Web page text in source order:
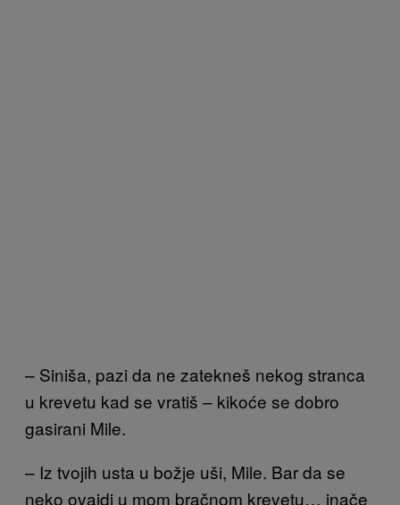
– Siniša, pazi da ne zatekneš nekog stranca
u krevetu kad se vratiš – kikoće se dobro
gasirani Mile.
– Iz tvojih usta u božje uši, Mile. Bar da se
neko ovajdi u mom bračnom krevetu… inače